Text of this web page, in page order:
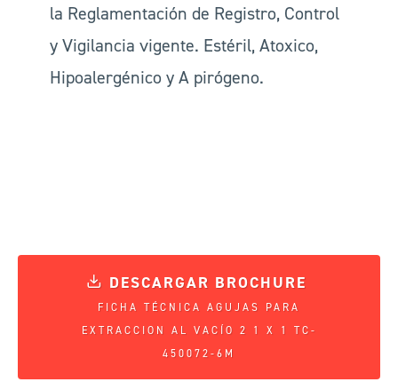
la Reglamentación de Registro, Control
y Vigilancia vigente. Estéril, Atoxico,
Hipoalergénico y A pirógeno.
DESCARGAR BROCHURE
FICHA TÉCNICA AGUJAS PARA
EXTRACCION AL VACÍO 2 1 X 1 TC-
450072-6M